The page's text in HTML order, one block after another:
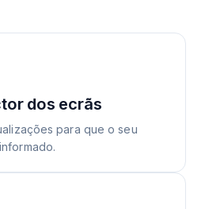
dos ecrãs
para que o seu